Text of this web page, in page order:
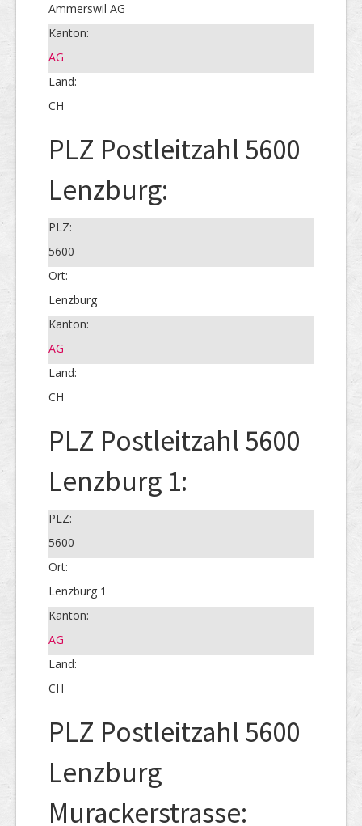
Ammerswil AG
Kanton:
AG
Land:
CH
PLZ Postleitzahl 5600
Lenzburg:
PLZ:
5600
Ort:
Lenzburg
Kanton:
AG
Land:
CH
PLZ Postleitzahl 5600
Lenzburg 1:
PLZ:
5600
Ort:
Lenzburg 1
Kanton:
AG
Land:
CH
PLZ Postleitzahl 5600
Lenzburg
Murackerstrasse: